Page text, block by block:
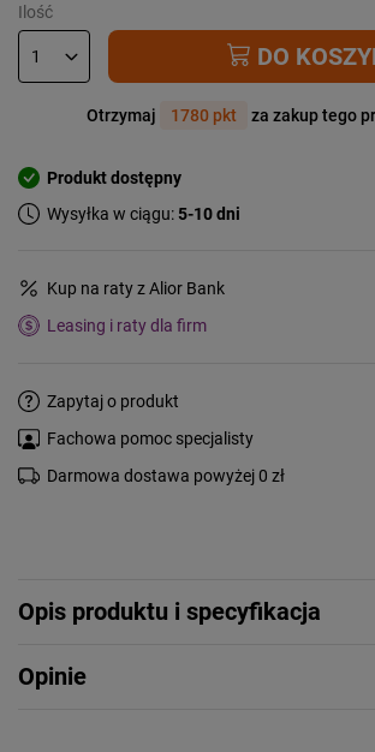
Ilość
DO
Otrzymaj 1780 pkt za zakup tego
Produkt dostępny
Wysyłka w ciągu:5-10 dni
Kup na raty z Alior Bank
Leasing i raty dla firm
Zapytaj o produkt
Fachowa pomoc specjalisty
Darmowa dostawa powyżej 0 zł
Opis produktu i specyfikacja
Opinie